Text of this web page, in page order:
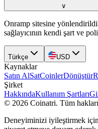
∨
Onramp sitesine
sağlayıcının kendi şart ve
Türkçe USD
Kaynaklar
Satın AlSatCoinlerDönüştür
Şirket
HakkındaKullanım Şartları
© 2026 Coinatri. Tüm
Deneyiminizi iyileştirmek